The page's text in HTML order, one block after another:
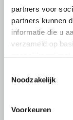
partners voor
partners kunnen
informatie die u
verzameld op
Noodzakelijk
Voorkeuren
6 AUGUSTUS 2026
bezoekt